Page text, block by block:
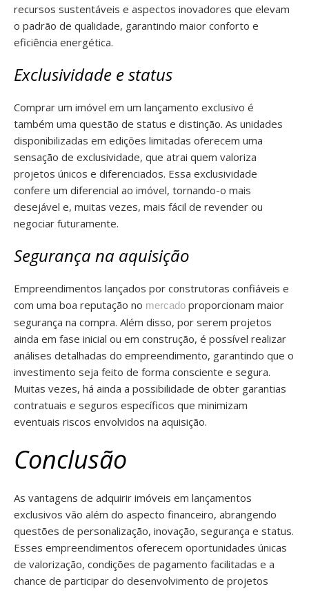
recursos sustentáveis e aspectos inovadores que elevam
o padrão de qualidade, garantindo maior conforto e
eficiência energética.
Exclusividade e status
Comprar um imóvel em um lançamento exclusivo é
também uma questão de status e distinção. As unidades
disponibilizadas em edições limitadas oferecem uma
sensação de exclusividade, que atrai quem valoriza
projetos únicos e diferenciados. Essa exclusividade
confere um diferencial ao imóvel, tornando-o mais
desejável e, muitas vezes, mais fácil de revender ou
negociar futuramente.
Segurança na aquisição
Empreendimentos lançados por construtoras confiáveis e
com uma boa reputação no mercado proporcionam maior
segurança na compra. Além disso, por serem projetos
ainda em fase inicial ou em construção, é possível realizar
análises detalhadas do empreendimento, garantindo que o
investimento seja feito de forma consciente e segura.
Muitas vezes, há ainda a possibilidade de obter garantias
contratuais e seguros específicos que minimizam
eventuais riscos envolvidos na aquisição.
Conclusão
As vantagens de adquirir imóveis em lançamentos
exclusivos vão além do aspecto financeiro, abrangendo
questões de personalização, inovação, segurança e status.
Esses empreendimentos oferecem oportunidades únicas
de valorização, condições de pagamento facilitadas e a
chance de participar do desenvolvimento de projetos